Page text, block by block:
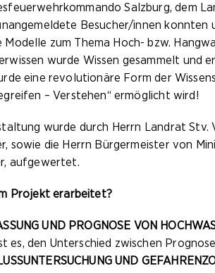
Salzburg, dem
Besucher/innen
Modelle zum Thema Hoch- bzw.
wurde Wissen gesammelt
eine revolutionäre Form der
– Verstehen“ ermöglicht wird!
wurde durch Herrn Landrat
sowie die Herrn Bürgermeister von
aufgewertet.
Projekt erarbeitet?
UND PROGNOSE VON
es, den Unterschied zwischen
UND